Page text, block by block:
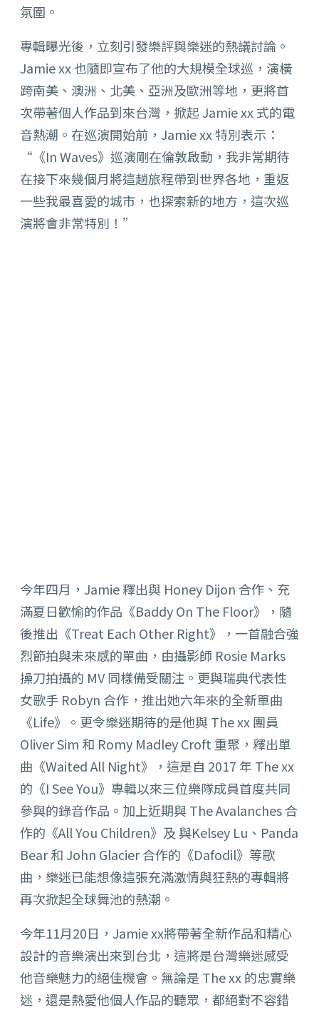
氛圍。
專輯曝光後，立刻引發樂評與樂迷的熱議討論。
Jamie xx 也隨即宣布了他的大規模全球巡，演橫
跨南美、澳洲、北美、 亞洲及歐洲等地，更將首
次帶著個人作品到來台灣，掀起 Jamie xx 式的電
音熱潮。在巡演開始前，Jamie xx 特別表示：
“《In Waves》巡演剛在倫敦啟動， 我非常期待
在接下來幾個月將這趟旅程帶到世界各地， 重返
一些我最喜愛的城市，也探索新的地方， 這次巡
演將會非常特別！”
今年四月，Jamie 釋出與 Honey Dijon 合作、充
滿夏日歡愉的作品《Baddy On The Floor》，隨
後推出《Treat Each Other Right》，一首融合強
烈節拍與未來感的單曲，由攝影師 Rosie Marks
操刀拍攝的 MV 同樣備受關注。更與瑞典代表性
女歌手 Robyn 合作，推出她六年來的全新單曲
《Life》。 更令樂迷期待的是他與 The xx 團員
Oliver Sim 和 Romy Madley Croft 重聚，釋出單
曲《Waited All Night》，這是自 2017 年 The xx
的《I See You》專輯以來三位樂隊成員首度共同
參與的錄音作品。 加上近期與 The Avalanches 合
作的《All You Children》及 與Kelsey Lu、Panda
Bear 和 John Glacier 合作的《Dafodil》等歌
曲， 樂迷已能想像這張充滿激情與狂熱的專輯將
再次掀起全球舞池的熱潮 。
今年11月20日，Jamie xx將帶著全新作品和精心
設計的音樂演出來到台北， 這將是台灣樂迷感受
他音樂魅力的絕佳機會。無論是 The xx 的忠實樂
迷，還是熱愛他個人作品的聽眾， 都絕對不容錯